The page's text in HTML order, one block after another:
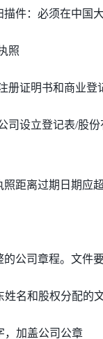
描件：必须在中国
照
册证明书和商业登
司设立登记表/股
距离过期日期应
公司章程。文件要
姓名和股权分配的
，加盖公司公章